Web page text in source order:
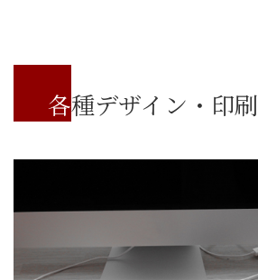
各種デザイン・印刷